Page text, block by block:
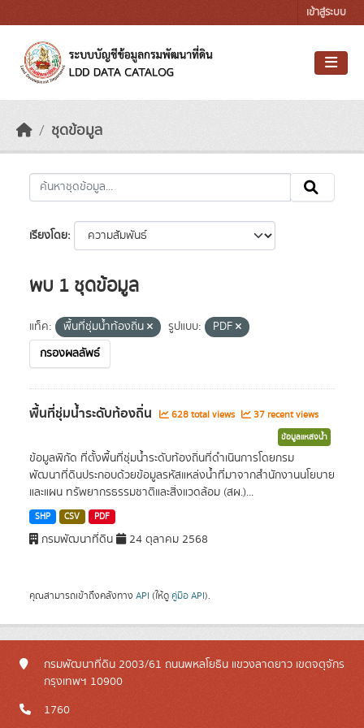
เข้าสู่ระบบ
ชุดข้อมูล
เรียงโดย
พบ 1 ชุดข้อมูล
แท็ค: พื้นที่ชุ่มน้ำท้องถิ่น รูปแบบ:
PDF
กรองผลลัพธ์
พื้นที่ชุ่มน้ำระดับท้องถิ่น 628 total views 37 recent views
ข้อมูลแหล่งน้ำ
ข้อมูลพิกัด ที่ตั้งพื้นที่ชุ่มน้ำระดับท้องถิ่นที่ดำเนินการโดยกรม
พัฒนาที่ดินประกอบด้วยข้อมูลรหัสแหล่งน้ำที่มาจากสำนักงานนโยบาย
และแผน ทรัพยากรธรรมชาติและสิ่งแวดล้อม (สผ.)...
SHP CSV PDF
กรมพัฒนาที่ดิน 24 ตุลาคม 2568
คุณสามารถเข้าถึงคลังทาง API (ให้ดู คู่มือ API).
กรมพัฒนาที่ดิน 2003/61 ถนนพหลโยธิน แขวงลาดยาว เขตจตุจักร
กรุงเทพฯ 10900
1760